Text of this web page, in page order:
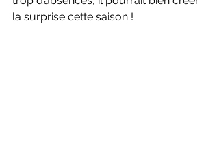
la surprise cette saison !